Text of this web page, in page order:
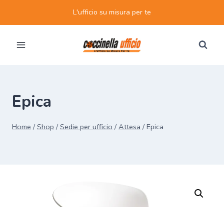
L'ufficio su misura per te
Epica
Home / Shop / Sedie per ufficio / Attesa / Epica